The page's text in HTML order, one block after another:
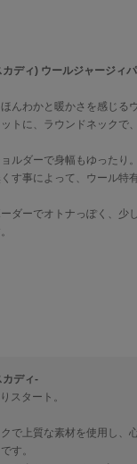
ディ) ウールジャージィ
んわかと暖かさを感じる
トに、ラウンドネックで
ルダーで身幅もゆったり。
す事によって、ウール特
ダーでオトナっぽく、少
ディ-
スタート。
で上質な素材を使用し、
す。